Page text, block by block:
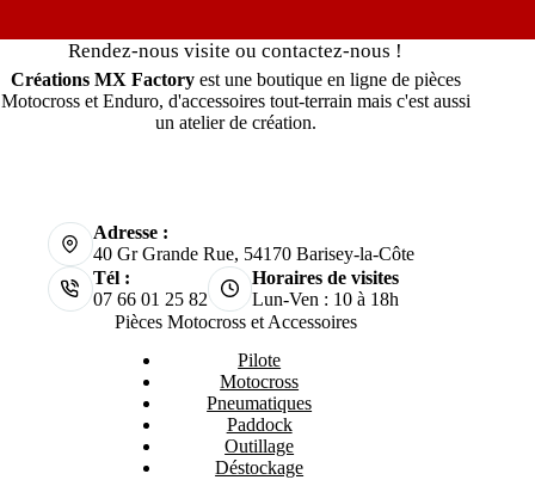
Rendez-nous visite ou contactez-nous !
Créations MX Factoryest une boutique en ligne de pièces
Motocross et Enduro, d'accessoires tout-terrain mais c'est aussi
un atelier de création.
Adresse :
40 Gr Grande Rue, 54170 Barisey-la-Côte
Tél :
07 66 01 25 82
Horaires de visites
Lun-Ven : 10 à 18h
Pièces Motocross et Accessoires
Pilote
Motocross
Pneumatiques
Paddock
Outillage
Déstockage